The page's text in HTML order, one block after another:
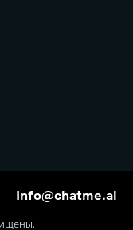
Info@chatme.ai